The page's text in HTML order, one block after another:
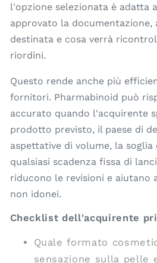
l'opzione selezionata è adatta
approvato la documentazione,
destinata e cosa verrà
riordini.
Questo rende anche più
fornitori. Pharmabinoid può
accurato quando l'acquirente
prodotto previsto, il paese di
aspettative di volume, la soglia
qualsiasi scadenza fissa di
riducono le revisioni e aiutano
non idonei.
Checklist dell'acquirente
Quale formato
sensazione sulla pelle